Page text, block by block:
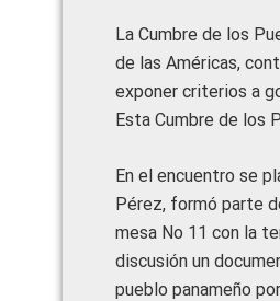
La Cumbre de los
de las Américas,
exponer criterios a
Esta Cumbre de los
En el encuentro se
Pérez, formó parte
mesa No 11 con la
discusión un
pueblo panameño